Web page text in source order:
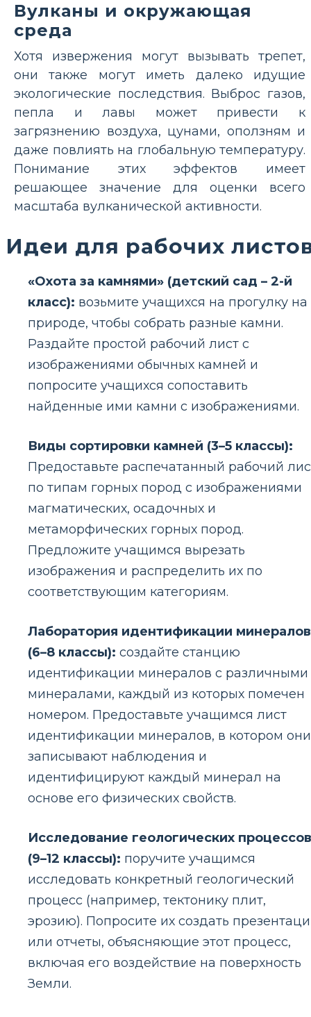
Вулканы и окружающая
среда
Хотя извержения могут вызывать трепет,
они также могут иметь далеко идущие
экологические последствия. Выброс газов,
пепла и лавы может привести к
загрязнению воздуха, цунами, оползням и
даже повлиять на глобальную температуру.
Понимание этих эффектов имеет
решающее значение для оценки всего
масштаба вулканической активности.
Идеи для рабочих
«Охота за камнями» (детский сад – 2-й
класс): возьмите учащихся на прогулку на
природе, чтобы собрать разные камни.
Раздайте простой рабочий лист с
изображениями обычных камней и
попросите учащихся сопоставить
найденные ими камни с изображениями.
Виды сортировки камней (3–5 классы):
Предоставьте распечатанный рабочий
по типам горных пород с изображениями
магматических, осадочных и
метаморфических горных пород.
Предложите учащимся вырезать
изображения и распределить их по
соответствующим категориям.
Лаборатория идентификации минералов
(6–8 классы): создайте станцию ​​
идентификации минералов с различными
минералами, каждый из которых помечен
номером. Предоставьте учащимся лист
идентификации минералов, в котором они
записывают наблюдения и
идентифицируют каждый минерал на
основе его физических свойств.
Исследование геологических процессов
(9–12 классы): поручите учащимся
исследовать конкретный геологический
процесс (например, тектонику плит,
эрозию). Попросите их создать
или отчеты, объясняющие этот процесс,
включая его воздействие на поверхность
Земли.